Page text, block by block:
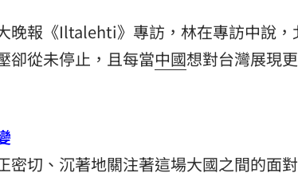
晚報《Iltalehti》專訪，林在專訪中說，
卻從未停止，且每當中國想對台灣展現
切、沉著地關注著這場大國之間的面對